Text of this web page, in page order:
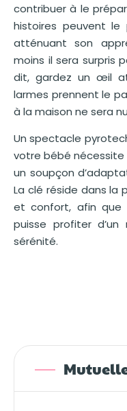
contribuer à le
histoires peuvent le
atténuant son
moins il sera surpris
dit, gardez un œil
larmes prennent le
à la maison ne sera
Un spectacle
votre bébé
un soupçon
La clé réside dans la
et confort, afin que
puisse profiter
sérénité.